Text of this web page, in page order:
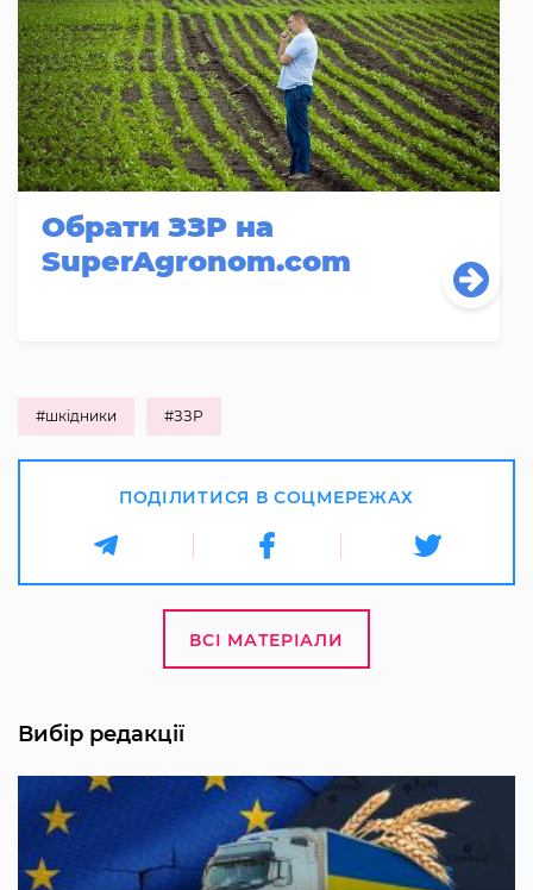
Обрати ЗЗР на
SuperAgronom.com
#шкідники #ЗЗР
ПОДІЛИТИСЯ В СОЦМЕРЕЖАХ
ВСІ МАТЕРІАЛИ
Вибір редакції